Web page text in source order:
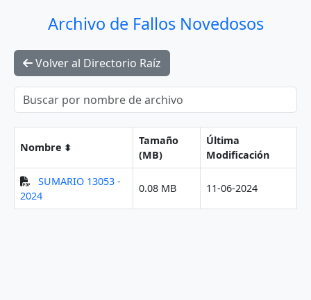
Archivo de Fallos Novedosos
Volver al Directorio Raíz
Nombre
Tamaño
(MB)
Última
Modificación
SUMARIO 13053 -
2024
0.08 MB 11-06-2024